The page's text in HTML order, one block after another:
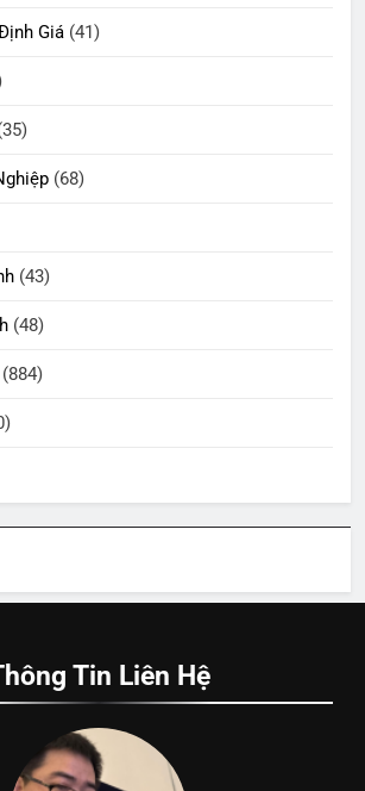
Giá (41)
(68)
(43)
(48)
(884)
Tin Liên Hệ